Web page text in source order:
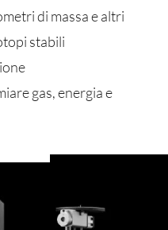
di massa e altri
stabili
gas, energia e